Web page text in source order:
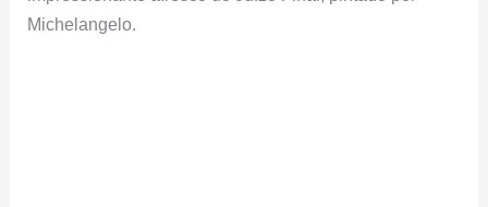
Michelangelo.